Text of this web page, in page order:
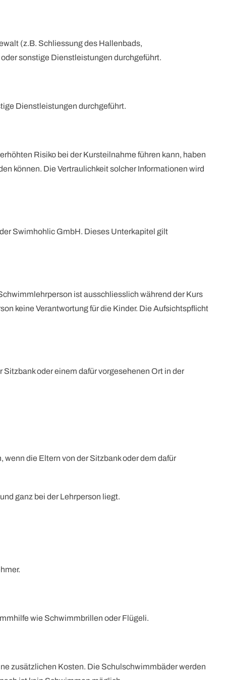
(z.B. Schliessung des Hallenbads,
sonstige Dienstleistungen durchgeführt.
Dienstleistungen durchgeführt.
Risiko bei der Kursteilnahme führen kann, haben
können. Die Vertraulichkeit solcher Informationen wird
Swimhohlic GmbH. Dieses Unterkapitel gilt
ist ausschliesslich während der Kurs
keine Verantwortung für die Kinder. Die Aufsichtspflicht
oder einem dafür vorgesehenen Ort in der
die Eltern von der Sitzbank oder dem dafür
ganz bei der Lehrperson liegt.
wie Schwimmbrillen oder Flügeli.
zusätzlichen Kosten. Die Schulschwimmbäder werden